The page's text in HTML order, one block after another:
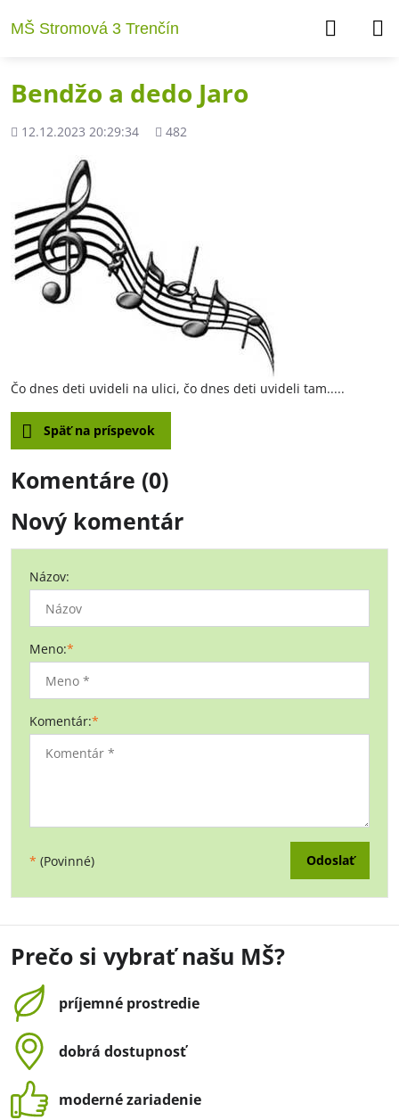
MŠ Stromová 3 Trenčín
Bendžo a dedo Jaro
Pridané
12.12.2023 20:29:34
Počet
482
Čo dnes deti uvideli na ulici, čo dnes deti uvideli tam.....
Späť na príspevok
Komentáre (0)
Nový komentár
Názov:
Meno:*
Komentár:*
* (Povinné) Odoslať
Prečo si vybrať našu MŠ?
príjemné prostredie
dobrá dostupnosť
moderné zariadenie